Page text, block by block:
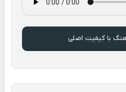
با کیفیت اصلی